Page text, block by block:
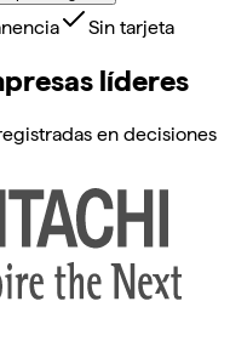
Sin tarjeta
líderes
en decisiones